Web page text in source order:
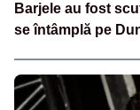
Barjele au fost
se întâmplă pe